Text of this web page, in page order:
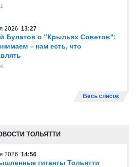
2026 13:27
Булатов о "Крыльях Советов":
– нам есть, что
Весь список
ТОЛЬЯТТИ
2026 14:56
гиганты Тольятти